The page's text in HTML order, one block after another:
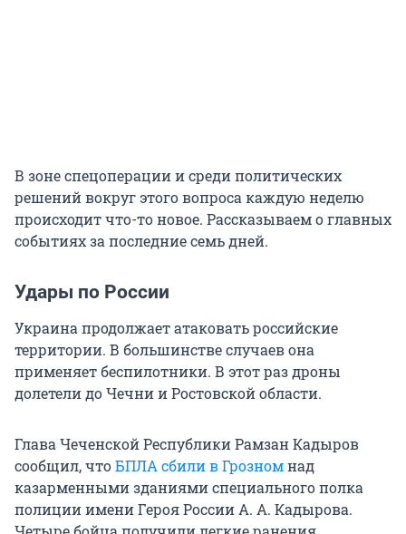
В зоне спецоперации и среди политических
решений вокруг этого вопроса каждую неделю
происходит что-то новое. Рассказываем о главных
событиях за последние семь дней.
Удары по России
Украина продолжает атаковать российские
территории. В большинстве случаев она
применяет беспилотники. В этот раз дроны
долетели до Чечни и Ростовской области.
Глава Чеченской Республики Рамзан Кадыров
сообщил, чтоБПЛА сбили в Грозномнад
казарменными зданиями специального полка
полиции имени Героя России А. А. Кадырова.